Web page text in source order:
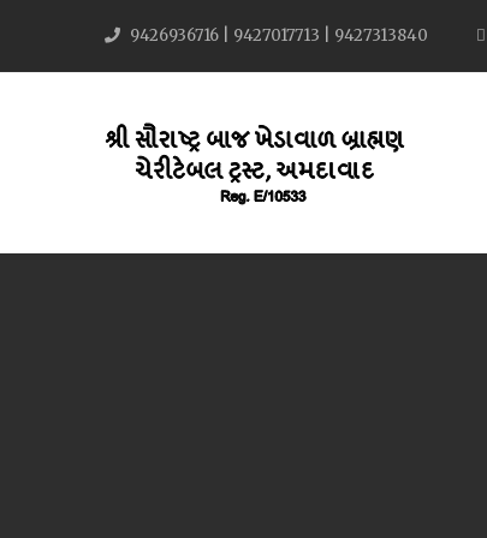
9426936716 | 9427017713 | 9427313840